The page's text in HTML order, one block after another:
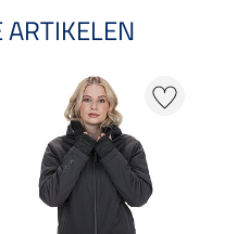
ARTIKELEN